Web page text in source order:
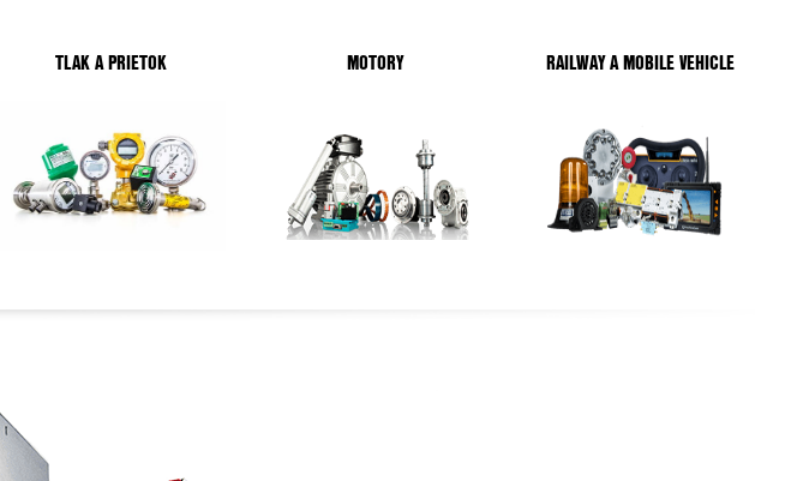
TLAK A PRIETOK MOTORY RAILWAY A MOBILE VEHICLE